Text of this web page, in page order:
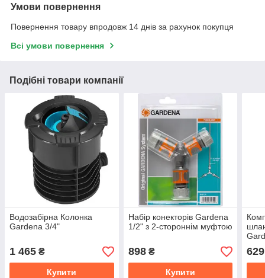
Умови повернення
Повернення товару впродовж 14 днів за рахунок покупця
Всі умови повернення
Подібні товари компанії
Водозабірна Колонка
Gardena 3/4"
1 465 ₴
Купити
Набір конекторів Gardena
1/2" з 2-стороннім муфтою
898₴
Купити
629